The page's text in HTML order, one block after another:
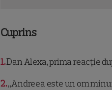
Cuprins
1Dan Alexa, prima reacție
2„Andreea este un om